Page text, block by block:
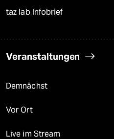
taz lab Infobrief
Veranstaltungen
Demnächst
Vor Ort
Live im Stream